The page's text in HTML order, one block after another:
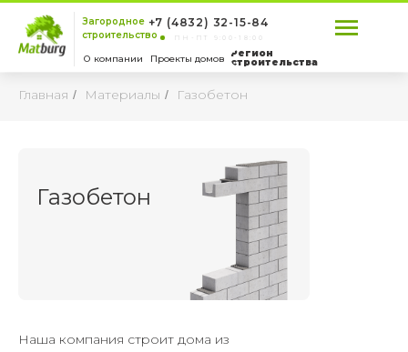
О компании Проекты домов
+7 (4832) 32-15-84
Загородное
строительство
ПН-ПТ 9:00-18:00
Регион
строительства
Главная / Материалы / Газобетон
Газобетон
Наша компания строит дома из